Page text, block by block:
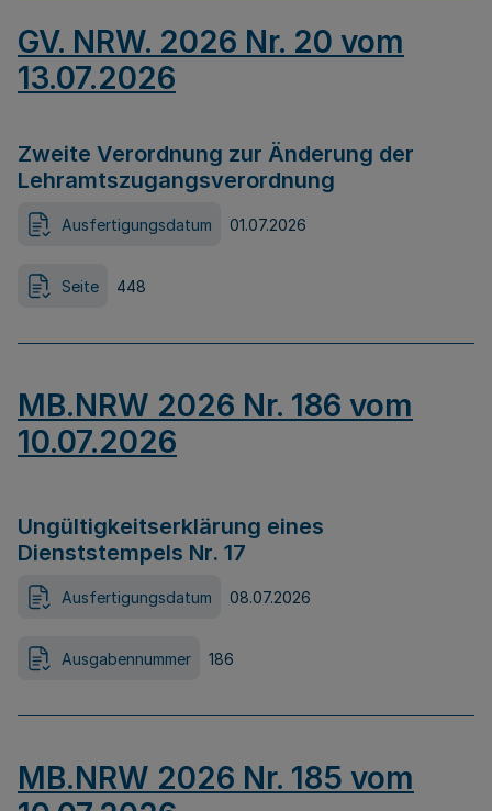
GV. NRW. 2026 Nr. 20 vom
13.07.2026
Zweite Verordnung zur Änderung der
Lehramtszugangsverordnung
Ausfertigungsdatum 01.07.2026
Seite 448
MB.NRW 2026 Nr. 186 vom
10.07.2026
Ungültigkeitserklärung eines
Dienststempels Nr. 17
Ausfertigungsdatum 08.07.2026
Ausgabennummer 186
MB.NRW 2026 Nr. 185 vom